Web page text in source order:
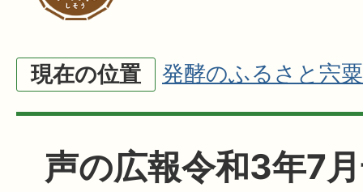
現在の位置 発酵のふるさと宍粟
声の広報令和3年7